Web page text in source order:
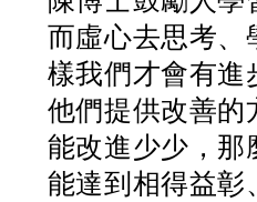
而虛心去思考、
樣我們才會有進
他們提供改善的
能改進少少，那
能達到相得益彰